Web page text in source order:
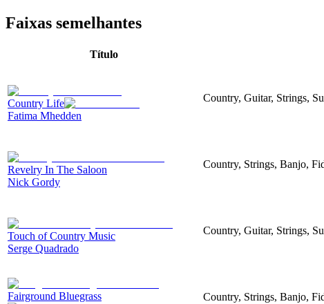
Faixas semelhantes
Título
Country Life
Fatima Mhedden
Country, Guitar, Strings,
Revelry In The Saloon
Nick Gordy
Country, Strings, Banjo,
Touch of Country Music
Serge Quadrado
Country, Guitar, Strings,
Fairground Bluegrass Country, Strings, Banjo,